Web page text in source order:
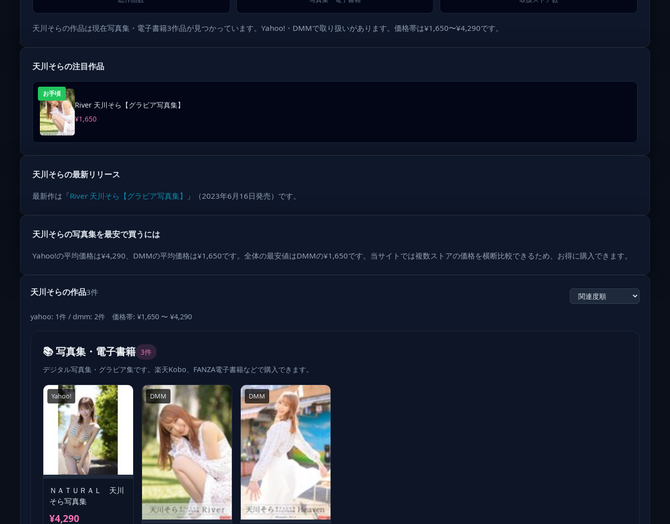
天川そらの作品は現在写真集・電子書籍3作品が見つかっています。Yahoo!・DMMで取り扱いがあります。価格帯は¥1,650〜¥4,290です。
天川そらの注目作品
お手頃
River 天川そら【グラビア写真集】
¥1,650
天川そらの最新リリース
最新作は「River 天川そら【グラビア写真集】 」（2023年6月16日発売）です。
天川そらの写真集を最安で買うには
Yahoo!の平均価格は¥4,290、DMMの平均価格は¥1,650です。全体の最安値はDMMの¥1,650です。当サイトでは複数ストアの価格を横断比較できるため、お得に購入できます。
天川そらの作品3件
yahoo: 1件 / dmm: 2件 価格帯: ¥1,650 〜 ¥4,290
📚 写真集・電子書籍 3件
デジタル写真集・グラビア集です。楽天Kobo、FANZA電子書籍などで購入できます。
Yahoo!
ＮＡＴＵＲＡＬ 天川
そら写真集
¥4,290
DMM DMM